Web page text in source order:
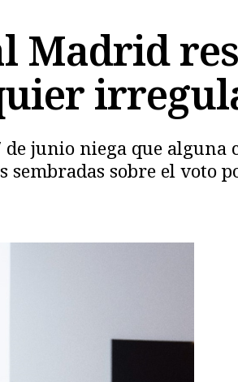
Madrid
junio niega que alguna
sembradas sobre el voto